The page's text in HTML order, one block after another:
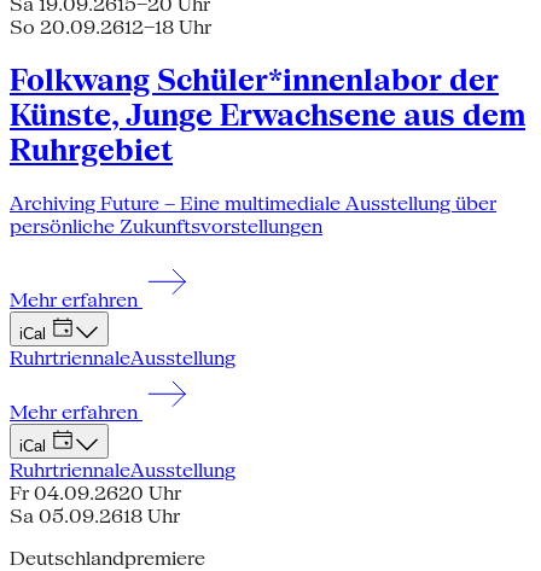
So 20.09.2612–18 Uhr
Folkwang Schüler*innenlabor der
Künste, Junge Erwachsene aus dem
Ruhrgebiet
Archiving Future – Eine multimediale Ausstellung über
persönliche Zukunftsvorstellungen
Mehr erfahren
iCal
RuhrtriennaleAusstellung
Mehr erfahren
iCal
RuhrtriennaleAusstellung
Fr 04.09.2620 Uhr
Sa 05.09.2618 Uhr
Deutschlandpremiere